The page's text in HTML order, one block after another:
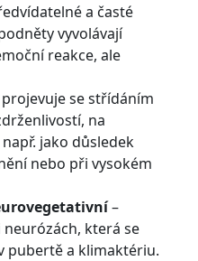
a časté
vyvolávají
reakce, ale
projevuje se střídáním
na
jako důsledek
nebo při vysokém
–
která se
pubertě a klimaktériu.